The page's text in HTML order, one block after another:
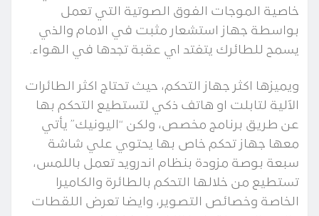
خاصية الموجات الفوق الصوتية التي تعمل
بواسطة جهاز استشعار مثبت في الامام والذي
يسمح للطائرك يتفتد اي عقبة تجدها في الهواء.
ويميزها اكثر جهاز التحكم، حيث تحتاج اكثر الطائرات
الآلية لتابلت او هاتف ذكي لتستطيع التحكم بها
عن طريق برنامج مخصص، ولكن “اليونيك” يأتي
معها جهاز تحكم خاص بها يحتوي علي شاشة
سبعة بوصة مزودة بنظام اندرويد تعمل باللمس،
تستطيع من خلالها التحكم بالطائرة والكاميرا
الخاصة وخصائص التصوير، وايضا تعرض اللقطات